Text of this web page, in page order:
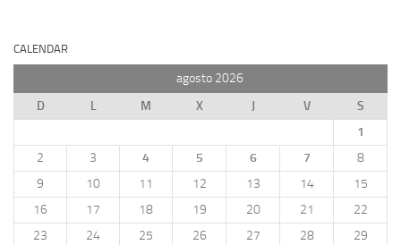
CALENDAR
agosto 2026
D
L M X J V
S
1
2
3 4 5 6 7
8
9
10 11 12 13 14
15
16
17 18 19 20 21
22
23
24 25 26 27 28
29